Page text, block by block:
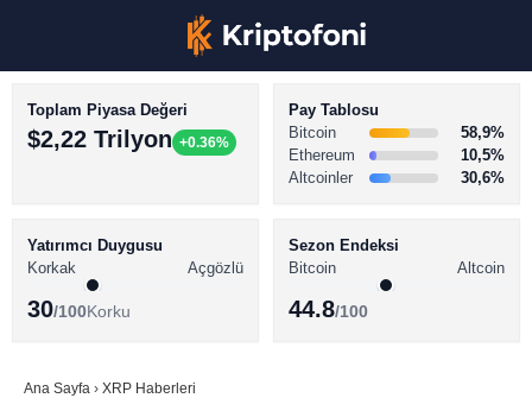
BİTCOİN HABERLERİ
ALTCOİN HABERLERİ
SÖZLÜK
Toplam Piyasa Değeri
$2,22 Trilyon +0.36%
Pay Tablosu
Bitcoin
58,9%
Ethereum
10,5%
Altcoinler
30,6%
Yatırımcı Duygusu
Korkak
Açgözlü
30/100Korku
Sezon Endeksi
Bitcoin
Altcoin
44.8/100
Ana Sayfa › XRP Haberleri